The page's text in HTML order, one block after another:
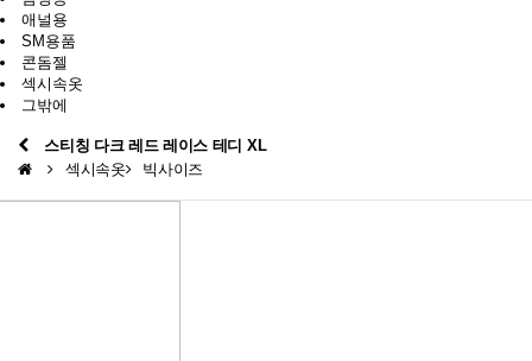
애널용
SM용품
콘돔젤
섹시속옷
그밖에
스티칭 다크 레드 레이스 테디 XL
섹시속옷
빅사이즈